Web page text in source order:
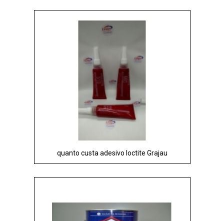
quanto custa adesivo loctite Grajau